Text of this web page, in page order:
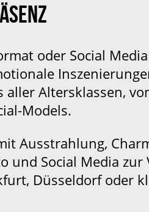
oder Social
Altersklassen,
Models.
Ausstrahlung,
und Social Media zur
Düsseldorf oder